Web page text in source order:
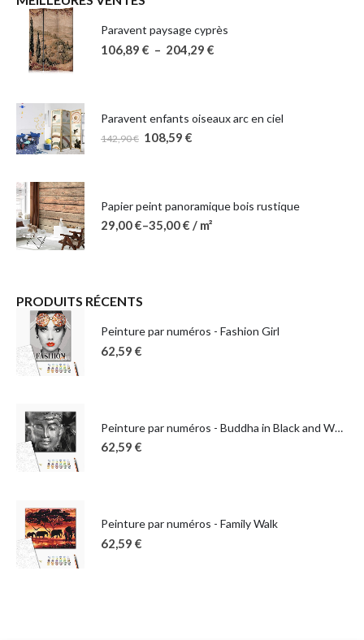
Paravent paysage cyprès
106,89 € – 204,29 €
Paravent enfants oiseaux arc en ciel
142,90€ 108,59 €
Papier peint panoramique bois rustique
29,00€–35,00€ / m²
PRODUITS RÉCENTS
Peinture par numéros - Fashion Girl
62,59 €
Peinture par numéros - Buddha in Black and White
62,59 €
Peinture par numéros - Family Walk
62,59 €